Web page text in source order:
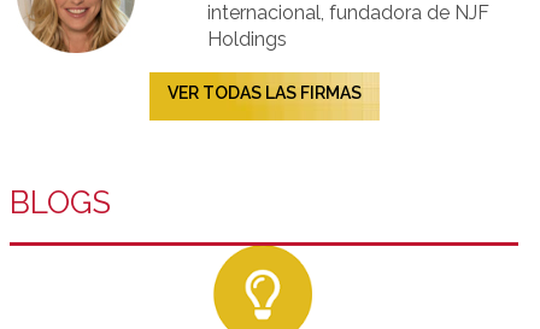
internacional, fundadora de NJF
Holdings
VER TODAS LAS FIRMAS
BLOGS